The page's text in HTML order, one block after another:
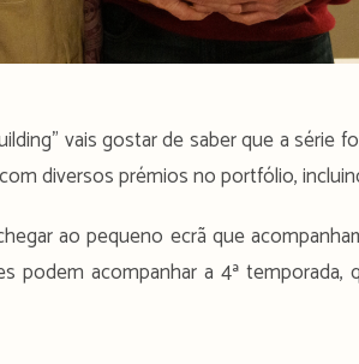
vais gostar de saber que a série
diversos prémios no portfólio,
ao pequeno ecrã que
podem acompanhar a 4ª